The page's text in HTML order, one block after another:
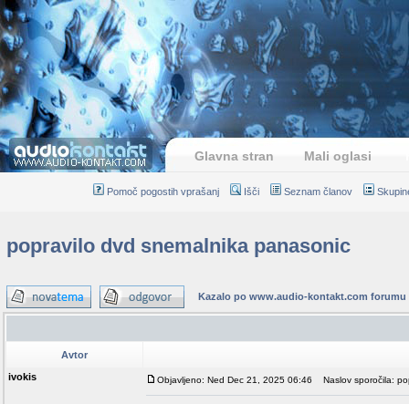
Glavna stran Mali oglasi
Pomoč pogostih vprašanj Išči Seznam članov
popravilo dvd snemalnika panasonic
Kazalo po www.audio-kontakt.com forumu
Avtor
ivokis
Objavljeno: Ned Dec 21, 2025 06:46 Naslov sporočila: